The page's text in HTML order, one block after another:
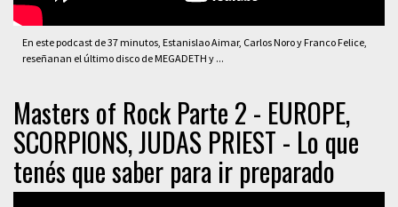
En este podcast de 37 minutos, Estanislao Aimar, Carlos Noro y Franco Felice,
reseñanan el último disco de MEGADETH y ...
Masters of Rock Parte 2 - EUROPE,
SCORPIONS, JUDAS PRIEST - Lo que
tenés que saber para ir preparado